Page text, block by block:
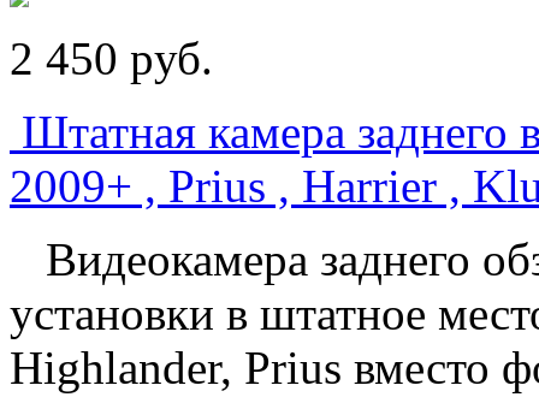
2 450 pуб.
Штатная камера заднего
2009+ , Prius , Harrier ,
Видеокамера заднего
установки в штатное
Highlander, Prius вместо